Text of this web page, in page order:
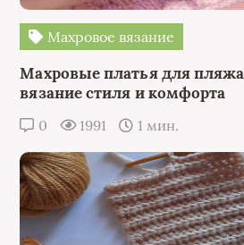
Махровое вязание
Махровые платья для
вязание стиля и комфорта
0 1991 1 мин.